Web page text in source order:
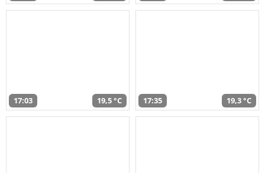
17:03 19,5 °C 17:35 19,3 °C